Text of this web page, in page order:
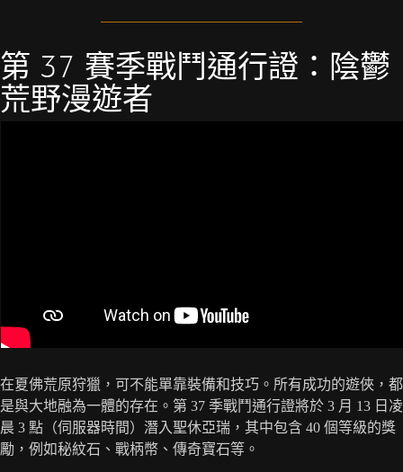
第 37 賽季戰鬥通行證：陰鬱
荒野漫遊者
在夏佛荒原狩獵，可不能單靠裝備和技巧。所有成功的遊俠，都
是與大地融為一體的存在。第 37 季戰鬥通行證將於 3 月 13 日凌
晨 3 點（伺服器時間）潛入聖休亞瑞，其中包含 40 個等級的獎
勵，例如秘紋石、戰柄幣、傳奇寶石等。